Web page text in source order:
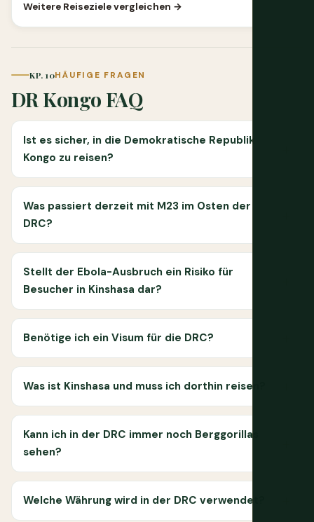
Weitere Reiseziele vergleichen →
KP. 10HÄUFIGE FRAGEN
DR Kongo FAQ
Ist es sicher, in die Demokratische Republik
Kongo zu reisen?
Was passiert derzeit mit M23 im Osten der
DRC?
Stellt der Ebola-Ausbruch ein Risiko für
Besucher in Kinshasa dar?
Benötige ich ein Visum für die DRC?
Was ist Kinshasa und muss ich dorthin reisen?
Kann ich in der DRC immer noch Berggorillas
sehen?
Welche Währung wird in der DRC verwendet?